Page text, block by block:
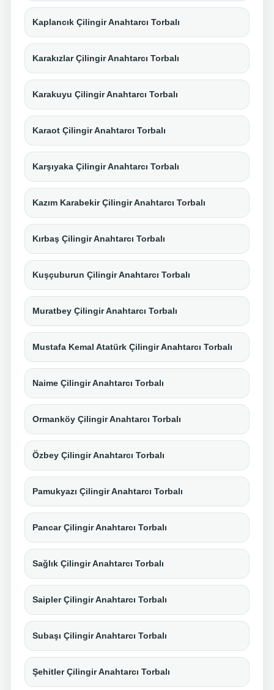
Kaplancık Çilingir Anahtarcı Torbalı
Karakızlar Çilingir Anahtarcı Torbalı
Karakuyu Çilingir Anahtarcı Torbalı
Karaot Çilingir Anahtarcı Torbalı
Karşıyaka Çilingir Anahtarcı Torbalı
Kazım Karabekir Çilingir Anahtarcı Torbalı
Kırbaş Çilingir Anahtarcı Torbalı
Kuşçuburun Çilingir Anahtarcı Torbalı
Muratbey Çilingir Anahtarcı Torbalı
Mustafa Kemal Atatürk Çilingir Anahtarcı Torbalı
Naime Çilingir Anahtarcı Torbalı
Ormanköy Çilingir Anahtarcı Torbalı
Özbey Çilingir Anahtarcı Torbalı
Pamukyazı Çilingir Anahtarcı Torbalı
Pancar Çilingir Anahtarcı Torbalı
Sağlık Çilingir Anahtarcı Torbalı
Saipler Çilingir Anahtarcı Torbalı
Subaşı Çilingir Anahtarcı Torbalı
Şehitler Çilingir Anahtarcı Torbalı